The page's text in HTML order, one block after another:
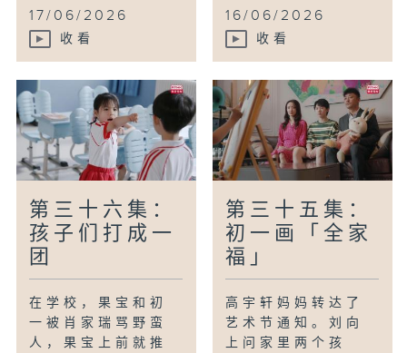
17/06/2026
收看
16/06/2026
收看
第三十六集：
孩子们打成一
团
在学校，果宝和初
一被肖家瑞骂野蛮
人，果宝上前就推
第三十五集：
初一画「全家
福」
高宇轩妈妈转达了
艺术节通知。刘向
上问家里两个孩